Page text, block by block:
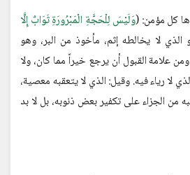
كل مؤمن: (وَلَيْسَ لِلْحَجَّةِ الْمَبْرُورَةِ ثَوَابٌ إِلَّا
الذي لا يخالطه إثم، مأخوذ من البر، وهو
علامة القبول أن يرجع خيراً مما كان، ولا
لا رياء فيه. وقيل: الذي لا يتعقبه معصية،
من الجزاء على تكفير بعض ذنوبه، بل لا بد